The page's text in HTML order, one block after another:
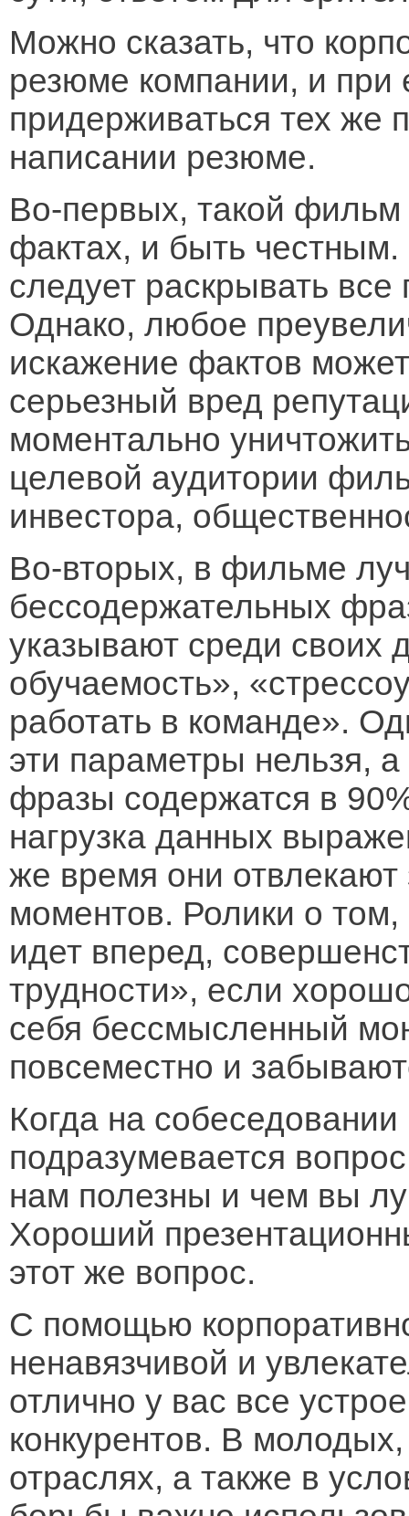
Можно сказать, что
резюме компании, и при
придерживаться тех же
написании резюме.
Во-первых, такой
фактах, и быть честным.
следует раскрывать
Однако, любое
искажение фактов
серьезный вред
моментально
целевой аудитории
инвестора,
Во-вторых, в фильме
бессодержательных
указывают среди своих
обучаемость»,
работать в команде».
эти параметры нельзя, а
фразы содержатся в
нагрузка данных
же время они
моментов. Ролики о
идет вперед,
трудности», если
себя бессмысленный
повсеместно и
Когда на
подразумевается
нам полезны и чем вы
Хороший
этот же вопрос.
С помощью
ненавязчивой и
отлично у вас все
конкурентов. В
отраслях, а также в